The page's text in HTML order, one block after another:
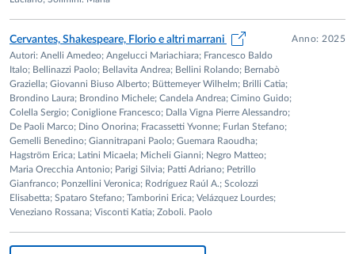
Cervantes, Shakespeare, Florio e altri marrani
Autori: Anelli Amedeo; Angelucci Mariachiara; Francesco Baldo
Italo; Bellinazzi Paolo; Bellavita Andrea; Bellini Rolando; Bernabò
Graziella; Giovanni Biuso Alberto; Büttemeyer Wilhelm; Brilli Catia;
Brondino Laura; Brondino Michele; Candela Andrea; Cimino Guido;
Colella Sergio; Coniglione Francesco; Dalla Vigna Pierre Alessandro;
De Paoli Marco; Dino Onorina; Fracassetti Yvonne; Furlan Stefano;
Gemelli Benedino; Giannitrapani Paolo; Guemara Raoudha;
Hagström Erica; Latini Micaela; Micheli Gianni; Negro Matteo;
Maria Orecchia Antonio; Parigi Silvia; Patti Adriano; Petrillo
Gianfranco; Ponzellini Veronica; Rodríguez Raúl A.; Scolozzi
Elisabetta; Spataro Stefano; Tamborini Erica; Velázquez Lourdes;
Veneziano Rossana; Visconti Katia; Zoboli. Paolo
Anno: 2025